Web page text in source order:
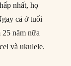
nhất, họ
cả ở tuổi
25 năm nữa
và ukulele.